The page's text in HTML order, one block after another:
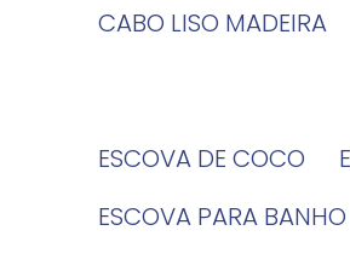
CABO LISO MADEIRA
ESCOVA DE COCO
ESCOVA PARA BANHO